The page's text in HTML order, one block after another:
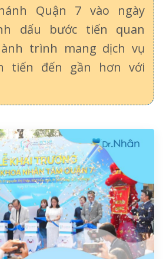
Quận 7 vào ngày
dấu bước tiến quan
trình mang dịch vụ
tiến đến gần hơn với